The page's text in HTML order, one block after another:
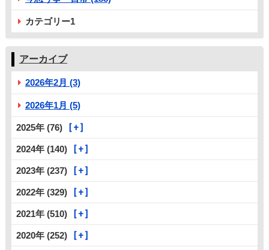
カテゴリー1
アーカイブ
2026年2月 (3)
2026年1月 (5)
2025年 (76)
2024年 (140)
2023年 (237)
2022年 (329)
2021年 (510)
2020年 (252)